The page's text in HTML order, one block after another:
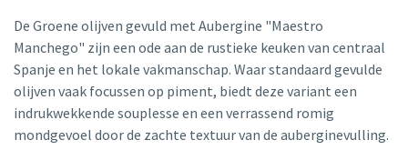
De Groene olijven gevuld met Aubergine "Maestro
Manchego" zijn een ode aan de rustieke keuken van centraal
Spanje en het lokale vakmanschap. Waar standaard gevulde
olijven vaak focussen op piment, biedt deze variant een
indrukwekkende souplesse en een verrassend romig
mondgevoel door de zachte textuur van de auberginevulling.